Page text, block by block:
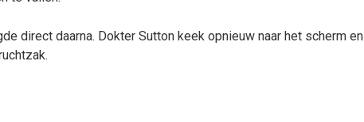
direct daarna. Dokter Sutton keek opnieuw naar het scherm en